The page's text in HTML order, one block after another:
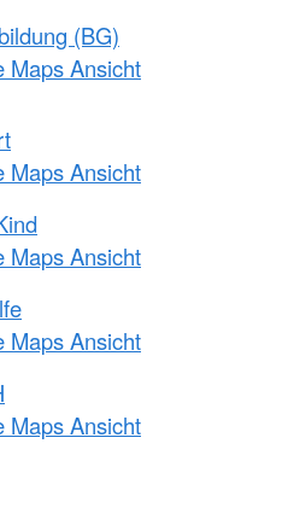
(BG)
Maps Ansicht
Maps Ansicht
Maps Ansicht
Maps Ansicht
Maps Ansicht